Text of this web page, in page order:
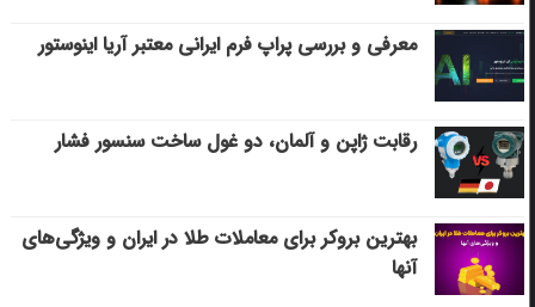
معرفی و بررسی پراپ فرم ایرانی معتبر آریا اینوستور
رقابت ژاپن و آلمان، دو غول ساخت سنسور فشار
بهترین بروکر برای معاملات طلا در ایران و ویژگی‌های
آنها